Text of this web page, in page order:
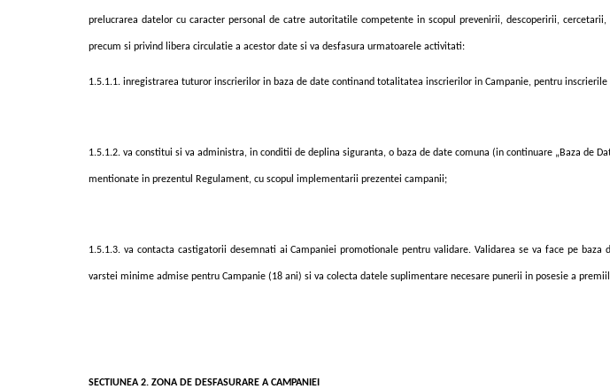
prelucrarea datelor cu caracter personal de catre autoritatile competente in scopul prevenirii, descoperirii, cercetarii,
precum si privind libera circulatie a acestor date si va desfasura urmatoarele activitati:
1.5.1.1. inregistrarea tuturor inscrierilor in baza de date continand totalitatea inscrierilor in Campanie, pentru
1.5.1.2. va constitui si va administra, in conditii de deplina siguranta, o baza de date comuna (in continuare „Baza de
mentionate in prezentul Regulament, cu scopul implementarii prezentei campanii;
1.5.1.3. va contacta castigatorii desemnati ai Campaniei promotionale pentru validare. Validarea se va face pe baza
varstei minime admise pentru Campanie (18 ani) si va colecta datele suplimentare necesare punerii in posesie a
SECTIUNEA 2. ZONA DE DESFASURARE A CAMPANIEI